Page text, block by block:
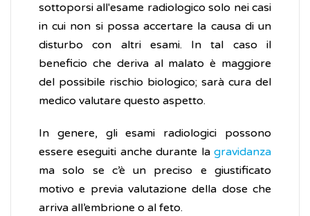
sottoporsi all'esame radiologico solo nei casi
in cui non si possa accertare la causa di un
disturbo con altri esami. In tal caso il
beneficio che deriva al malato è maggiore
del possibile rischio biologico; sarà cura del
medico valutare questo aspetto.
In genere, gli esami radiologici possono
essere eseguiti anche durante la gravidanza
ma solo se c’è un preciso e giustificato
motivo e previa valutazione della dose che
arriva all’embrione o al feto.